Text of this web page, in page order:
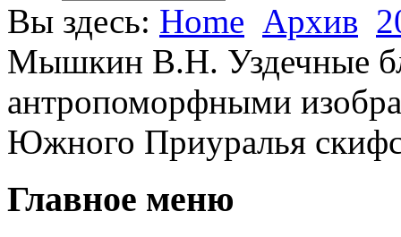
Вы здесь: Home Архив
Мышкин В.Н. Уздечные
антропоморфными
Южного Приуралья
Главное меню